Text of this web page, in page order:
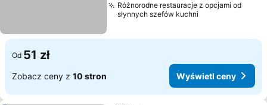
Różnorodne restauracje z opcjami od
słynnych szefów kuchni
Od 51 zł
Zobacz ceny z 10 stron Wyświetl ceny